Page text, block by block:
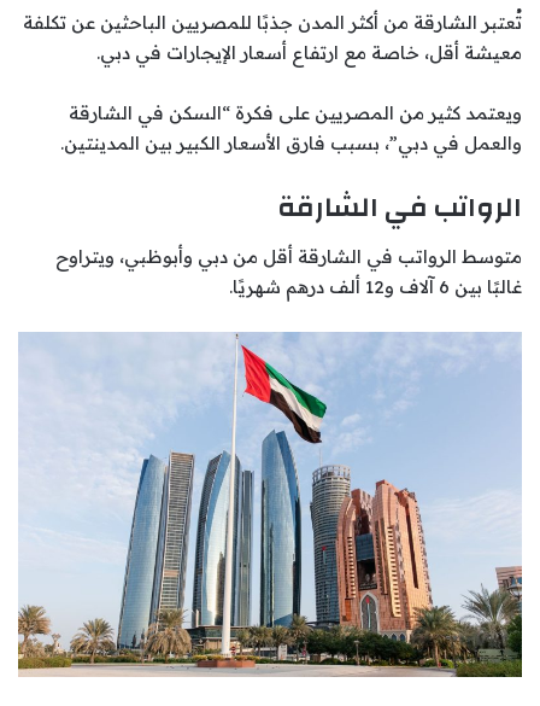
تُعتبر الشارقة من أكثر المدن جذبًا للمصريين الباحثين عن تكلفة
معيشة أقل، خاصة مع ارتفاع أسعار الإيجارات في دبي.
ويعتمد كثير من المصريين على فكرة “السكن في الشارقة
والعمل في دبي”، بسبب فارق الأسعار الكبير بين المدينتين.
الرواتب في الشارقة
متوسط الرواتب في الشارقة أقل من دبي وأبوظبي، ويتراوح
غالبًا بين 6 آلاف و12 ألف درهم شهريًا.